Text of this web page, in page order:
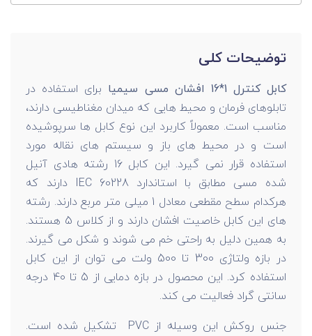
توضیحات کلی
کابل کنترل 1*16 افشان مسی سیمیا
برای استفاده در
تابلوهای فرمان و محیط هایی که میدان مغناطیسی دارند،
مناسب است. معمولاً کاربرد این نوع کابل ها سرپوشیده
است و در محیط های باز و سیستم های نقاله مورد
استفاده قرار نمی گیرد. این کابل 16 رشته هادی آنیل
شده مسی مطابق با استاندارد IEC 60228 دارند که
هرکدام سطح مقطعی معادل 1 میلی متر مربع دارند. رشته
های این کابل خاصیت افشان دارند و از کلاس 5 هستند.
به همین دلیل به راحتی خم می شوند و شکل می گیرند.
در بازه ولتاژی 300 تا 500 ولت می توان از این کابل
استفاده کرد. این محصول در بازه دمایی از 5 تا 40 درجه
سانتی گراد فعالیت می کند.
جنس روکش این وسیله از PVC تشکیل شده است.